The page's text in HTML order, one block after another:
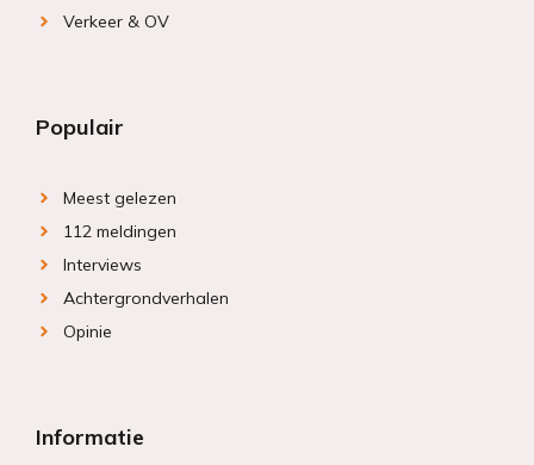
Verkeer & OV
Populair
Meest gelezen
112 meldingen
Interviews
Achtergrondverhalen
Opinie
Informatie